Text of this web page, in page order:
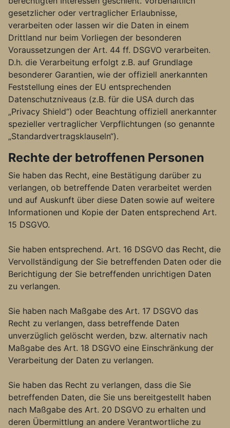
gesetzlicher oder vertraglicher Erlaubnisse,
verarbeiten oder lassen wir die Daten in einem
Drittland nur beim Vorliegen der besonderen
Voraussetzungen der Art. 44 ff. DSGVO verarbeiten.
D.h. die Verarbeitung erfolgt z.B. auf Grundlage
besonderer Garantien, wie der offiziell anerkannten
Feststellung eines der EU entsprechenden
Datenschutzniveaus (z.B. für die USA durch das
„Privacy Shield“) oder Beachtung offiziell anerkannter
spezieller vertraglicher Verpflichtungen (so genannte
„Standardvertragsklauseln“).
Rechte der betroffenen Personen
Sie haben das Recht, eine Bestätigung darüber zu
verlangen, ob betreffende Daten verarbeitet werden
und auf Auskunft über diese Daten sowie auf weitere
Informationen und Kopie der Daten entsprechend Art.
15 DSGVO.
Sie haben entsprechend. Art. 16 DSGVO das Recht, die
Vervollständigung der Sie betreffenden Daten oder die
Berichtigung der Sie betreffenden unrichtigen Daten
zu verlangen.
Sie haben nach Maßgabe des Art. 17 DSGVO das
Recht zu verlangen, dass betreffende Daten
unverzüglich gelöscht werden, bzw. alternativ nach
Maßgabe des Art. 18 DSGVO eine Einschränkung der
Verarbeitung der Daten zu verlangen.
Sie haben das Recht zu verlangen, dass die Sie
betreffenden Daten, die Sie uns bereitgestellt haben
nach Maßgabe des Art. 20 DSGVO zu erhalten und
deren Übermittlung an andere Verantwortliche zu